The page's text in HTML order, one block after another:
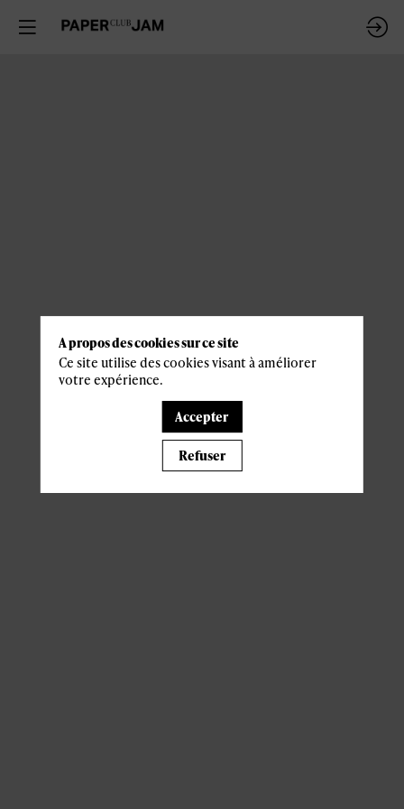
Il manque du contenu : rafraichissez votre navigateur
A propos des cookies sur ce site
Ce site utilise des cookies visant à améliorer
votre expérience.
Accepter
Refuser